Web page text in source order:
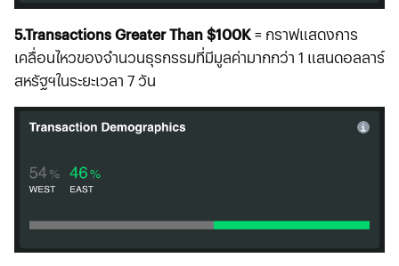
5.Transactions Greater Than $100K= กราฟแสดงการ
เคลื่อนไหวของจำนวนธุรกรรมที่มีมูลค่ามากกว่า 1 แสนดอลลาร์
สหรัฐฯในระยะเวลา 7 วัน